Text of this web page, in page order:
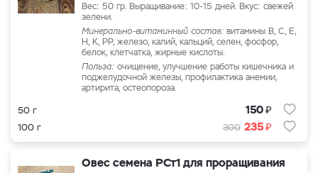
Вес: 50 гр. Выращивание: 10-15 дней. Вкус: свежей
зелени.
Минерально-витаминный состав: витамины В, С, Е,
Н, К, PP, железо, калий, кальций, селен, фосфор,
белок, клетчатка, жирные кислоты.
Польза: очищение, улучшение работы кишечника и
поджелудочной железы, профилактика анемии,
артирита, остеопороза.
50 г 150₽
100 г 300 235₽
Овес семена РСт1 для проращивания